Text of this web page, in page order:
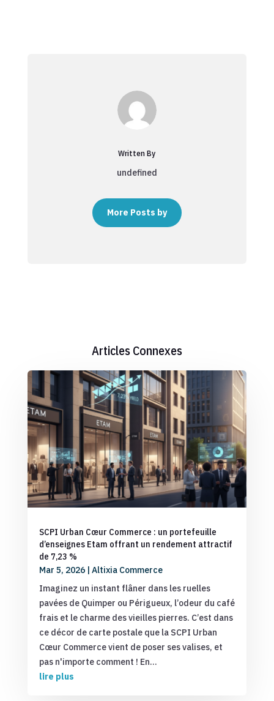
Written By
undefined
More Posts by
Articles Connexes
SCPI Urban Cœur Commerce : un portefeuille
d’enseignes Etam offrant un rendement attractif
de 7,23 %
Mar 5, 2026| Altixia Commerce
Imaginez un instant flâner dans les ruelles
pavées de Quimper ou Périgueux, l’odeur du café
frais et le charme des vieilles pierres. C’est dans
ce décor de carte postale que la SCPI Urban
Cœur Commerce vient de poser ses valises, et
pas n'importe comment ! En...
lire plus